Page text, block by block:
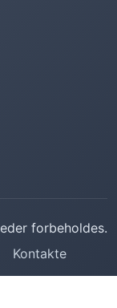
forbeholdes.
Kontakte